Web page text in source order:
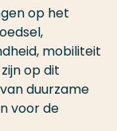
op het
mobiliteit
op dit
duurzame
voor de